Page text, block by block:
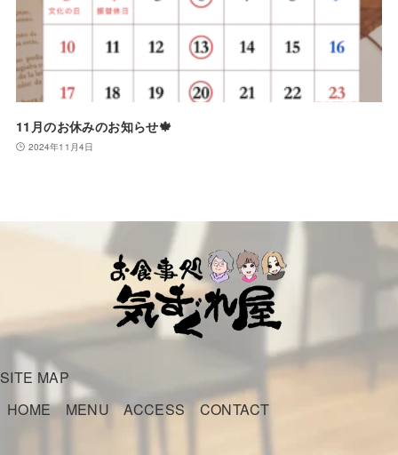
11月のお休みのお知らせ🍁
2024年11月4日
SITE MAP
HOME
MENU ACCESS CONTACT